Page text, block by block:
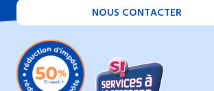
NOUS CONTACTER